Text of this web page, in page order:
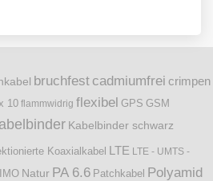
bruchfest cadmiumfrei crimpen
10 flammwidrig flexibel GPS GSM
Kabelbinder schwarz
Koaxialkabel LTE LTE - UMTS -
Natur PA 6.6 Patchkabel Polyamid